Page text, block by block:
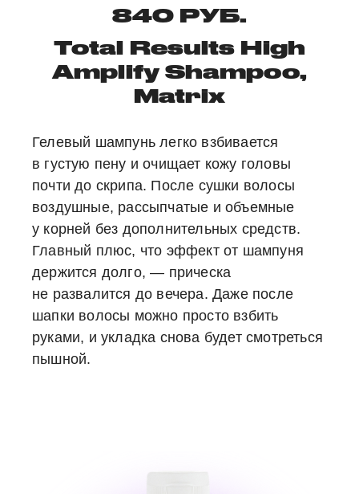
840 РУБ.
Total Results High
Amplify Shampoo,
Matrix
Гелевый шампунь легко взбивается
в густую пену и очищает кожу головы
почти до скрипа. После сушки волосы
воздушные, рассыпчатые и объемные
у корней без дополнительных средств.
Главный плюс, что эффект от шампуня
держится долго, — прическа
не развалится до вечера. Даже после
шапки волосы можно просто взбить
руками, и укладка снова будет смотреться
пышной.